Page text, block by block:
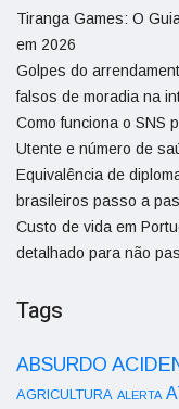
Tiranga Games: O
em 2026
Golpes do
falsos de moradia na
Como funciona o SNS
Utente e número de
Equivalência de
brasileiros passo a
Custo de vida em
detalhado para não
Tags
ABSURDO
AGRICULTURA ALERTA